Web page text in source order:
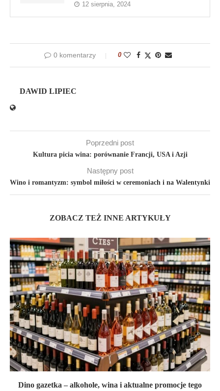
12 sierpnia, 2024
0 komentarzy 0
DAWID LIPIEC
Poprzedni post
Kultura picia wina: porównanie Francji, USA i Azji
Następny post
Wino i romantyzm: symbol miłości w ceremoniach i na Walentynki
ZOBACZ TEŻ INNE ARTYKUŁY
Dino gazetka – alkohole, wina i aktualne promocje tego